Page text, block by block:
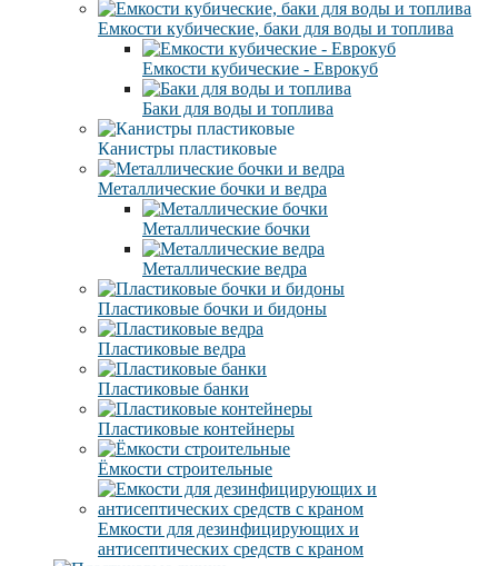
Емкости кубические, баки для воды и топлива
Емкости кубические - Еврокуб
Баки для воды и топлива
Канистры пластиковые
Металлические бочки и ведра
Металлические бочки
Металлические ведра
Пластиковые бочки и бидоны
Пластиковые ведра
Пластиковые банки
Пластиковые контейнеры
Ёмкости строительные
Емкости для дезинфицирующих и
антисептических средств с краном